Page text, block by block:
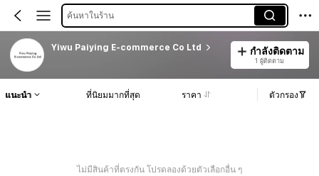
ค้นหาในร้าน
Yiwu Paiying E-commerce Co Ltd กำลังติดตาม
1 ผู้ติดตาม
แนะนำ ที่นิยมมากที่สุด ราคา ตัวกรอง
ไม่มีสินค้าที่ตรงกัน โปรดลองด้วยตัวเลือกอื่น ๆ